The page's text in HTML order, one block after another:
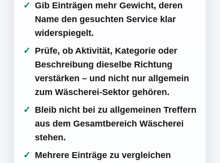
Gib Einträgen mehr Gewicht, deren
Name den gesuchten Service klar
widerspiegelt.
Prüfe, ob Aktivität, Kategorie oder
Beschreibung dieselbe Richtung
verstärken – und nicht nur allgemein
zum Wäscherei-Sektor gehören.
Bleib nicht bei zu allgemeinen Treffern
aus dem Gesamtbereich Wäscherei
stehen.
Mehrere Einträge zu vergleichen